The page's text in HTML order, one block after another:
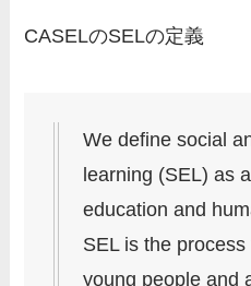
CASELのSELの定義
We define social
learning (SEL) as
education and
SEL is the
young people and